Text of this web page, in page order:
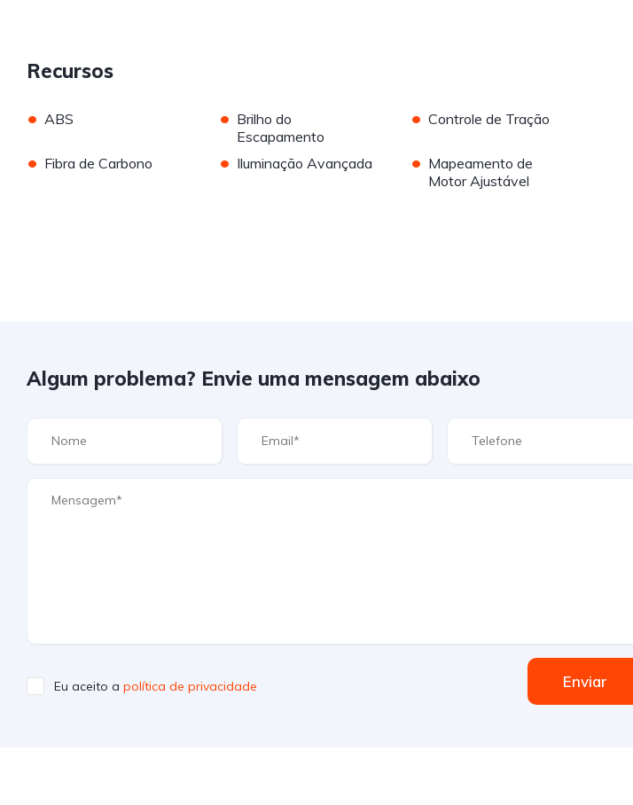
Recursos
• ABS • Brilho do
Escapamento
• Controle de Tração
• Fibra de Carbono • Iluminação Avançada • Mapeamento de
Motor Ajustável
Algum problema? Envie uma mensagem abaixo
Eu aceito a política de privacidade Enviar